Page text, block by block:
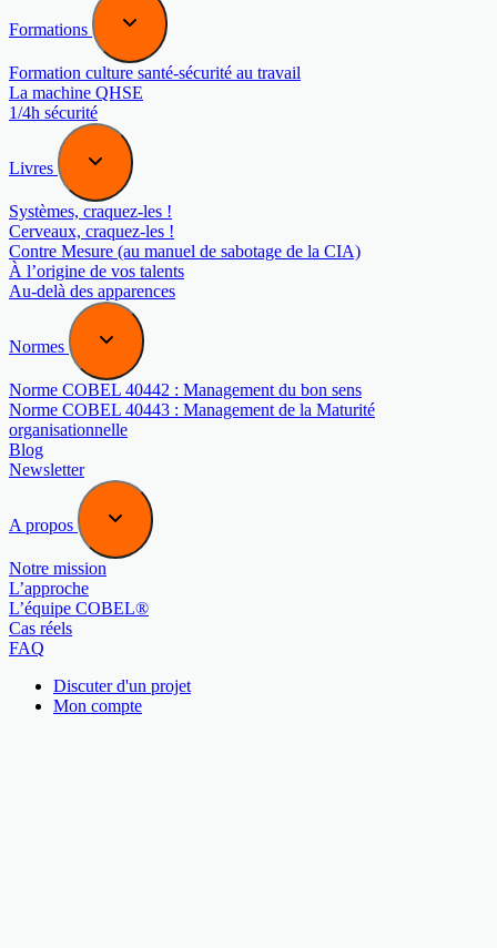
Formations
Formation culture santé-sécurité au travail
La machine QHSE
1/4h sécurité
Livres
Systèmes, craquez-les !
Cerveaux, craquez-les !
Contre Mesure (au manuel de sabotage de la CIA)
À l’origine de vos talents
Au-delà des apparences
Normes
Norme COBEL 40442 : Management du bon sens
Norme COBEL 40443 : Management de la Maturité
organisationnelle
Blog
Newsletter
A propos
Notre mission
L’approche
L’équipe COBEL®
Cas réels
FAQ
Discuter d'un projet
Mon compte